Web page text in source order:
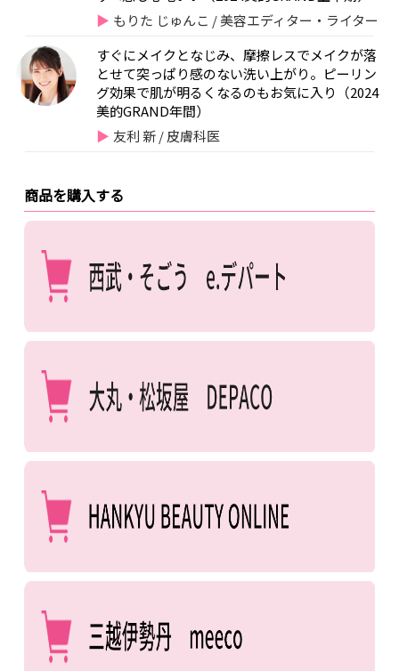
もりた じゅんこ / 美容エディター・ライター
すぐにメイクとなじみ、摩擦レスでメイクが落
とせて突っぱり感のない洗い上がり。ピーリン
グ効果で肌が明るくなるのもお気に入り（2024
美的GRAND年間）
友利 新 / 皮膚科医
商品を購入する